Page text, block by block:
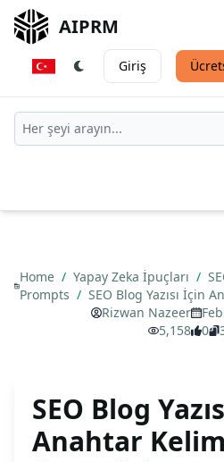
AIPRM
Giriş
Home / Yapay Zeka İpuçları /
Prompts / SEO Blog Yazısı İçin
Rizwan Nazeer
5,158
0
SEO Blog
Anahtar